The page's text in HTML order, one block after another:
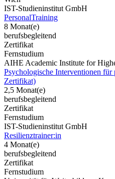
IST-Studieninstitut GmbH
PersonalTraining
8 Monat(e)
berufsbegleitend
Zertifikat
Fernstudium
AIHE Academic Institute for
Psychologische Interventionen
Zertifikat)
2,5 Monat(e)
berufsbegleitend
Zertifikat
Fernstudium
IST-Studieninstitut GmbH
Resilienztrainer:in
4 Monat(e)
berufsbegleitend
Zertifikat
Fernstudium